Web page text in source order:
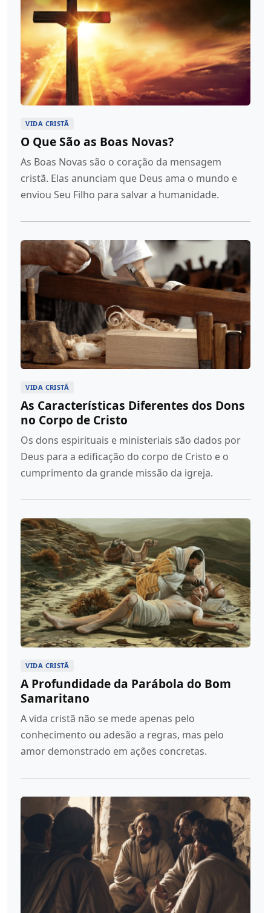
VIDA CRISTÃ
O Que São as Boas Novas?
As Boas Novas são o coração da mensagem
cristã. Elas anunciam que Deus ama o mundo e
enviou Seu Filho para salvar a humanidade.
VIDA CRISTÃ
As Características Diferentes dos Dons
no Corpo de Cristo
Os dons espirituais e ministeriais são dados por
Deus para a edificação do corpo de Cristo e o
cumprimento da grande missão da igreja.
VIDA CRISTÃ
A Profundidade da Parábola do Bom
Samaritano
A vida cristã não se mede apenas pelo
conhecimento ou adesão a regras, mas pelo
amor demonstrado em ações concretas.